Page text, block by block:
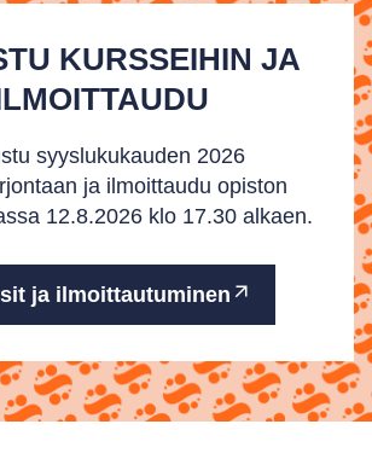
KURSSEIHIN JA
syyslukukauden 2026
ja ilmoittaudu opiston
12.8.2026 klo 17.30 alkaen.
ja ilmoittautuminen